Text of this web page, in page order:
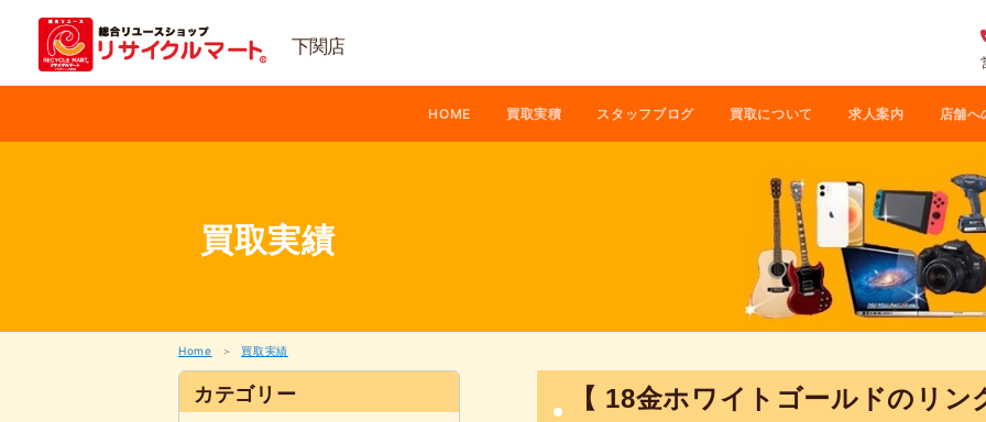
下関店
HOME 買取実積 スタッフブログ 買取について 求人案内 店舗へ
買取実績
Home 買取実績
【 18金ホワイトゴールドのリ
カテゴリー